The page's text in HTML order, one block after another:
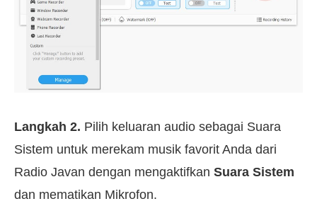
Langkah 2. Pilih keluaran audio sebagai Suara
Sistem untuk merekam musik favorit Anda dari
Radio Javan dengan mengaktifkan Suara Sistem
dan mematikan Mikrofon.